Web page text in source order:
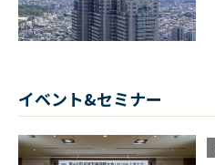
イベント&セミナー